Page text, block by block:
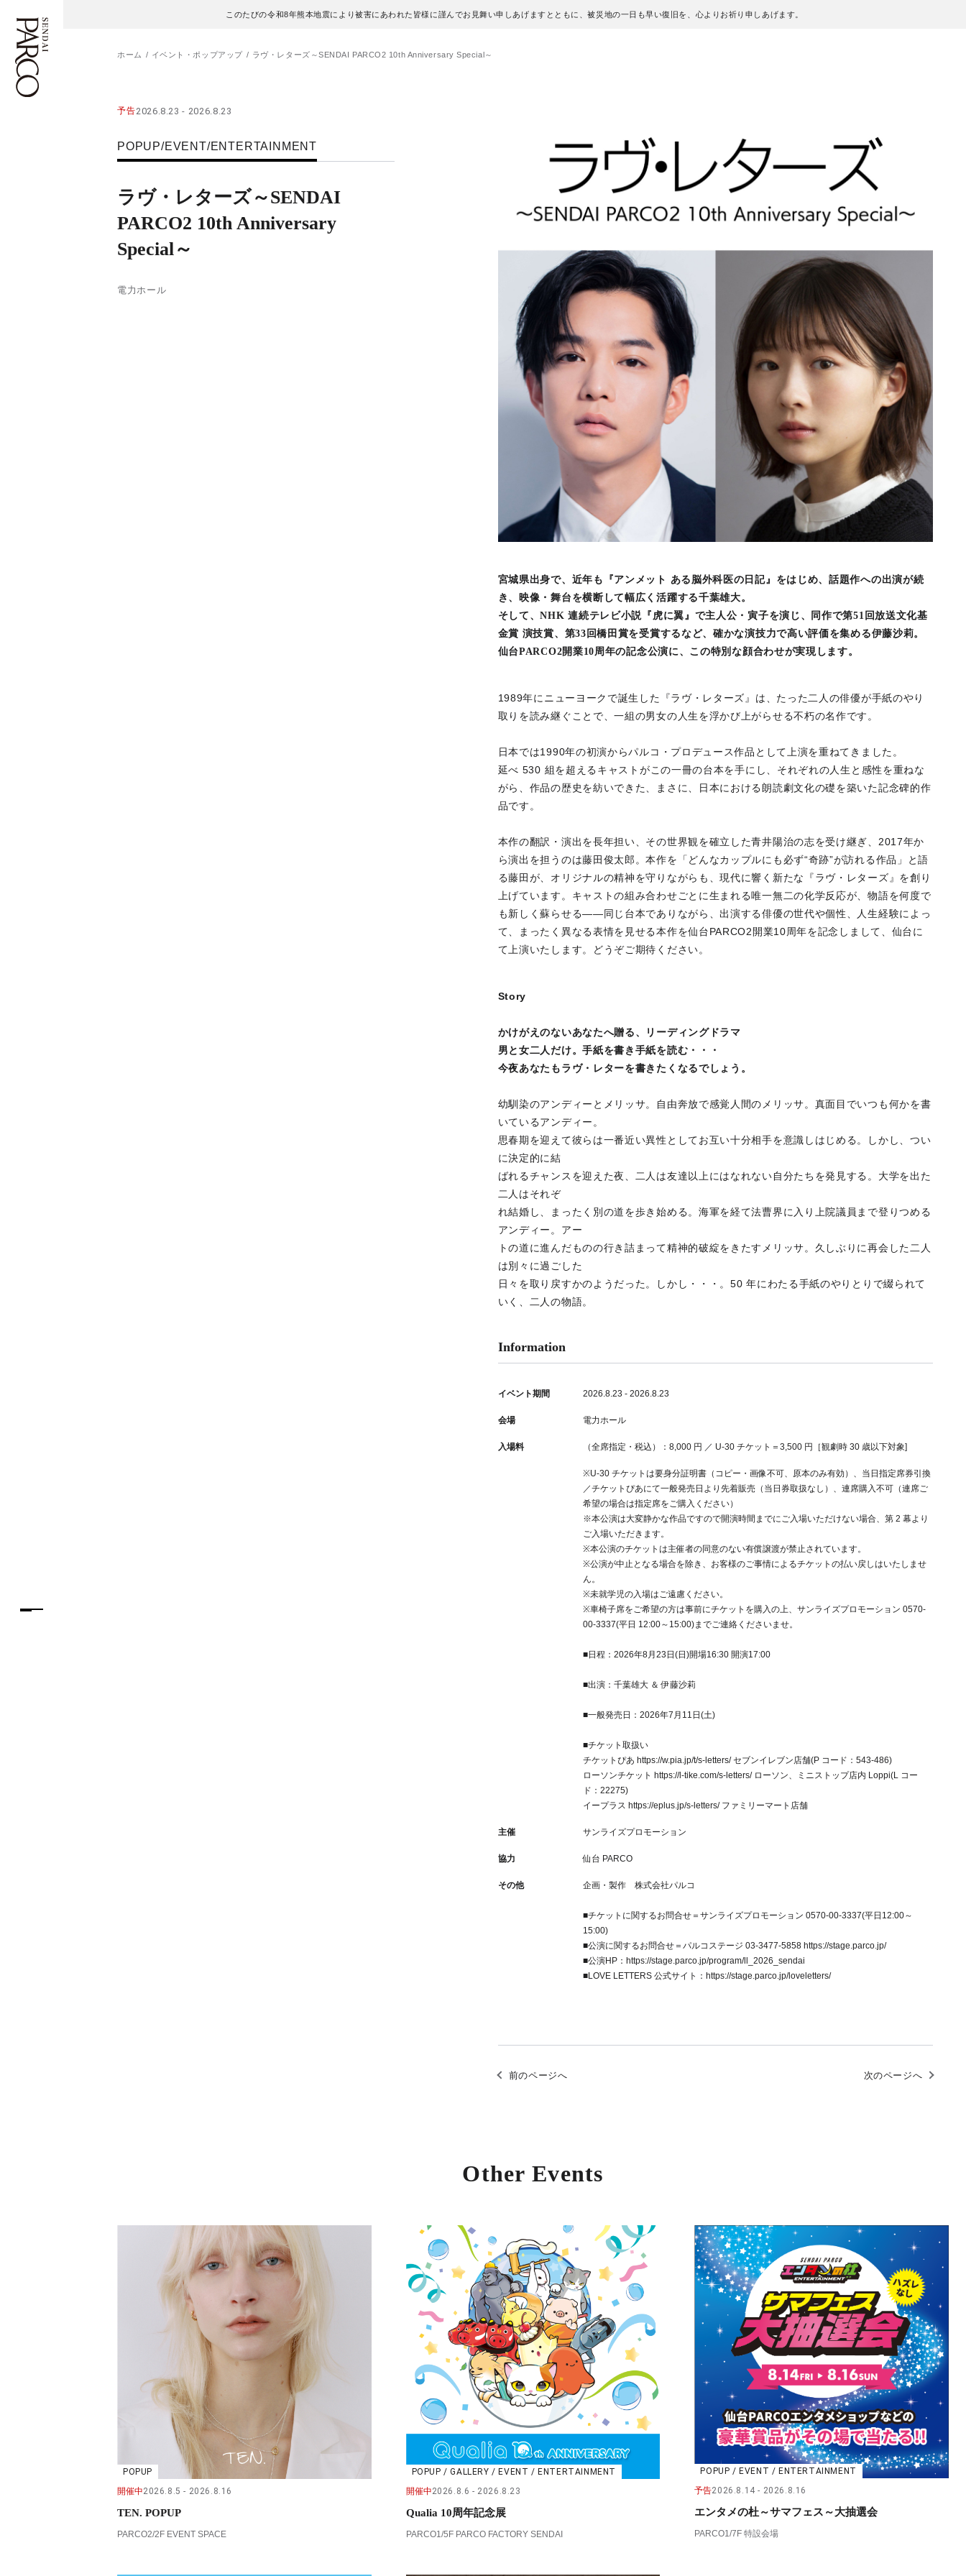
このたびの令和8年熊本地震により被害にあわれた皆様に謹んでお見舞い申しあげますとともに、被災地の一日も早い復旧を、心よりお祈り申しあげます。
フロアガイド
施設案内・アクセス
レストラン・カフェ
ENGLISH
ภาษาไทย
ホーム イベント・ポップアップ ラヴ・レターズ～SENDAI PARCO2 10th Anniversary Special～
予告2026.8.23 - 2026.8.23
POPUP/EVENT/ENTERTAINMENT
ラヴ・レターズ～SENDAI
PARCO2 10th Anniversary
Special～
電力ホール
宮城県出身で、近年も『アンメット ある脳外科医の日記』をはじめ、話題作への出演が続
き、映像・舞台を横断して幅広く活躍する千葉雄大。
そして、NHK 連続テレビ小説『虎に翼』で主人公・寅子を演じ、同作で第51回放送文化基
金賞 演技賞、第33回橋田賞を受賞するなど、確かな演技力で高い評価を集める伊藤沙莉。
仙台PARCO2開業10周年の記念公演に、この特別な顔合わせが実現します。
1989年にニューヨークで誕生した『ラヴ・レターズ』は、たった二人の俳優が手紙のやり
取りを読み継ぐことで、一組の男女の人生を浮かび上がらせる不朽の名作です。
日本では1990年の初演からパルコ・プロデュース作品として上演を重ねてきました。
延べ 530 組を超えるキャストがこの一冊の台本を手にし、それぞれの人生と感性を重ねな
がら、作品の歴史を紡いできた、まさに、日本における朗読劇文化の礎を築いた記念碑的作
品です。
本作の翻訳・演出を長年担い、その世界観を確立した青井陽治の志を受け継ぎ、2017年か
ら演出を担うのは藤田俊太郎。本作を「どんなカップルにも必ず“奇跡”が訪れる作品」と語
る藤田が、オリジナルの精神を守りながらも、現代に響く新たな『ラヴ・レターズ』を創り
上げています。キャストの組み合わせごとに生まれる唯一無二の化学反応が、物語を何度で
も新しく蘇らせる――同じ台本でありながら、出演する俳優の世代や個性、人生経験によっ
て、まったく異なる表情を見せる本作を仙台PARCO2開業10周年を記念しまして、仙台に
て上演いたします。どうぞご期待ください。
Story
かけがえのないあなたへ贈る、リーディングドラマ
男と女二人だけ。手紙を書き手紙を読む・・・
今夜あなたもラヴ・レターを書きたくなるでしょう。
幼馴染のアンディーとメリッサ。自由奔放で感覚人間のメリッサ。真面目でいつも何かを書
いているアンディー。
思春期を迎えて彼らは一番近い異性としてお互い十分相手を意識しはじめる。しかし、つい
に決定的に結
ばれるチャンスを迎えた夜、二人は友達以上にはなれない自分たちを発見する。大学を出た
二人はそれぞ
れ結婚し、まったく別の道を歩き始める。海軍を経て法曹界に入り上院議員まで登りつめる
アンディー。アー
トの道に進んだものの行き詰まって精神的破綻をきたすメリッサ。久しぶりに再会した二人
は別々に過ごした
日々を取り戻すかのようだった。しかし・・・。50 年にわたる手紙のやりとりで綴られて
いく、二人の物語。
Information
イベント期間 2026.8.23 - 2026.8.23
会場 電力ホール
入場料 （全席指定・税込）：8,000 円 ／ U-30 チケット＝3,500 円［観劇時 30 歳以下対象]
※U-30 チケットは要身分証明書（コピー・画像不可、原本のみ有効）、当日指定席券引換
／チケットぴあにて一般発売日より先着販売（当日券取扱なし）、連席購入不可（連席ご
希望の場合は指定席をご購入ください）
※本公演は大変静かな作品ですので開演時間までにご入場いただけない場合、第 2 幕より
ご入場いただきます。
※本公演のチケットは主催者の同意のない有償譲渡が禁止されています。
※公演が中止となる場合を除き、お客様のご事情によるチケットの払い戻しはいたしませ
ん。
※未就学児の入場はご遠慮ください。
※車椅子席をご希望の方は事前にチケットを購入の上、サンライズプロモーション 0570-
00-3337(平日 12:00～15:00)までご連絡くださいませ。
■日程：2026年8月23日(日)開場16:30 開演17:00
■出演：千葉雄大 ＆ 伊藤沙莉
■一般発売日：2026年7月11日(土)
■チケット取扱い
チケットぴあ https://w.pia.jp/t/s-letters/セブンイレブン店舗(P コード：543-486)
ローソンチケット https://l-tike.com/s-letters/ローソン、ミニストップ店内 Loppi(L コー
ド：22275)
イープラス https://eplus.jp/s-letters/ファミリーマート店舗
主催 サンライズプロモーション
協力 仙台 PARCO
その他 企画・製作 株式会社パルコ
■チケットに関するお問合せ＝サンライズプロモーション 0570-00-3337(平日12:00～
15:00)
■公演に関するお問合せ＝パルコステージ 03-3477-5858 https://stage.parco.jp/
■公演HP： https://stage.parco.jp/program/ll_2026_sendai
■LOVE LETTERS 公式サイト： https://stage.parco.jp/loveletters/
前のページへ 次のページへ
Other Events
POPUP
開催中2026.8.5 2026.8.16
TEN. POPUP
PARCO2/2F EVENT SPACE
POPUP / GALLERY / EVENT / ENTERTAINMENT
開催中2026.8.6 2026.8.23
Qualia 10周年記念展
PARCO1/5F PARCO FACTORY SENDAI
POPUP / EVENT / ENTERTAINMENT
予告2026.8.14 2026.8.16
エンタメの杜～サマフェス～大抽選会
PARCO1/7F 特設会場